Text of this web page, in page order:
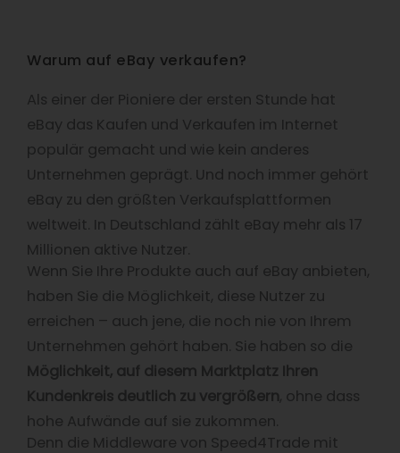
Warum auf eBay verkaufen?
Als einer der Pioniere der ersten Stunde hat
eBay das Kaufen und Verkaufen im Internet
populär gemacht und wie kein anderes
Unternehmen geprägt. Und noch immer gehört
eBay zu den größten Verkaufsplattformen
weltweit. In Deutschland zählt eBay mehr als 17
Millionen aktive Nutzer.
Wenn Sie Ihre Produkte auch auf eBay anbieten,
haben Sie die Möglichkeit, diese Nutzer zu
erreichen – auch jene, die noch nie von Ihrem
Unternehmen gehört haben. Sie haben so die
Möglichkeit, auf diesem Marktplatz Ihren
Kundenkreis deutlich zu vergrößern, ohne dass
hohe Aufwände auf sie zukommen.
Denn die Middleware von Speed4Trade mit